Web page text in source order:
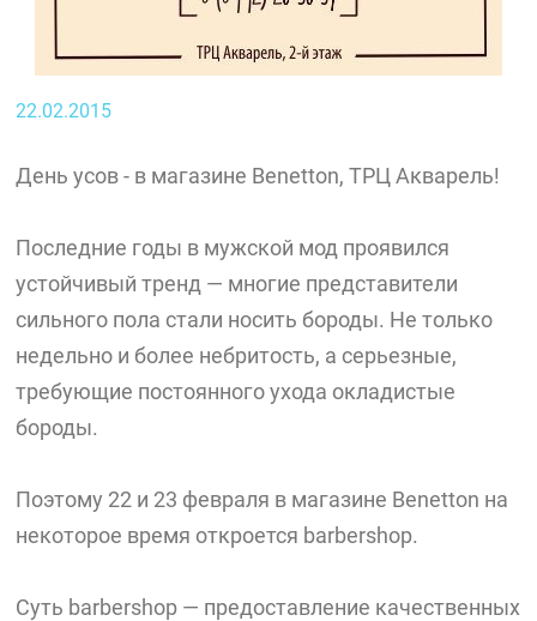
22.02.2015
День усов - в магазине Benetton, ТРЦ Акварель!
Последние годы в мужской мод проявился
устойчивый тренд — многие представители
сильного пола стали носить бороды. Не только
недельно и более небритость, а серьезные,
требующие постоянного ухода окладистые
бороды.
Поэтому 22 и 23 февраля в магазине Benetton на
некоторое время откроется barbershop.
Суть barbershop — предоставление качественных